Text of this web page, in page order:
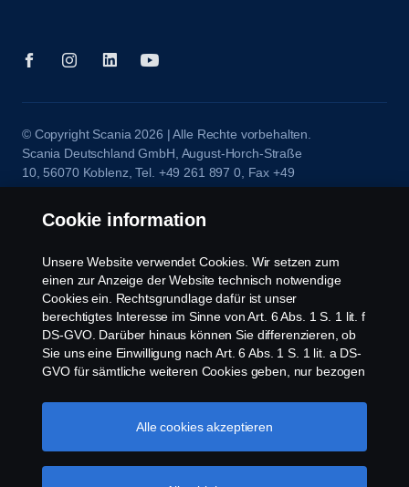
© Copyright Scania 2026 | Alle Rechte vorbehalten.
Scania Deutschland GmbH, August-Horch-Straße
10, 56070 Koblenz, Tel. +49 261 897 0, Fax +49
261 897 7 203.
Cookie information
Unsere Website verwendet Cookies. Wir setzen zum
einen zur Anzeige der Website technisch notwendige
Cookies ein. Rechtsgrundlage dafür ist unser
berechtigtes Interesse im Sinne von Art. 6 Abs. 1 S. 1 lit. f
DS-GVO. Darüber hinaus können Sie differenzieren, ob
Sie uns eine Einwilligung nach Art. 6 Abs. 1 S. 1 lit. a DS-
GVO für sämtliche weiteren Cookies geben, nur bezogen
Diese Einwilligung ist freiwillig und kann jederzeit mit
Zukunftswirkung widerrufen werden. Unsere Anbieter
Alle cookies akzeptieren